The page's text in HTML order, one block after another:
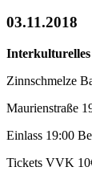
03.11.2018
Interkulturelles
Zinnschmelze
Maurienstraße
Einlass 19:00
Tickets VVK